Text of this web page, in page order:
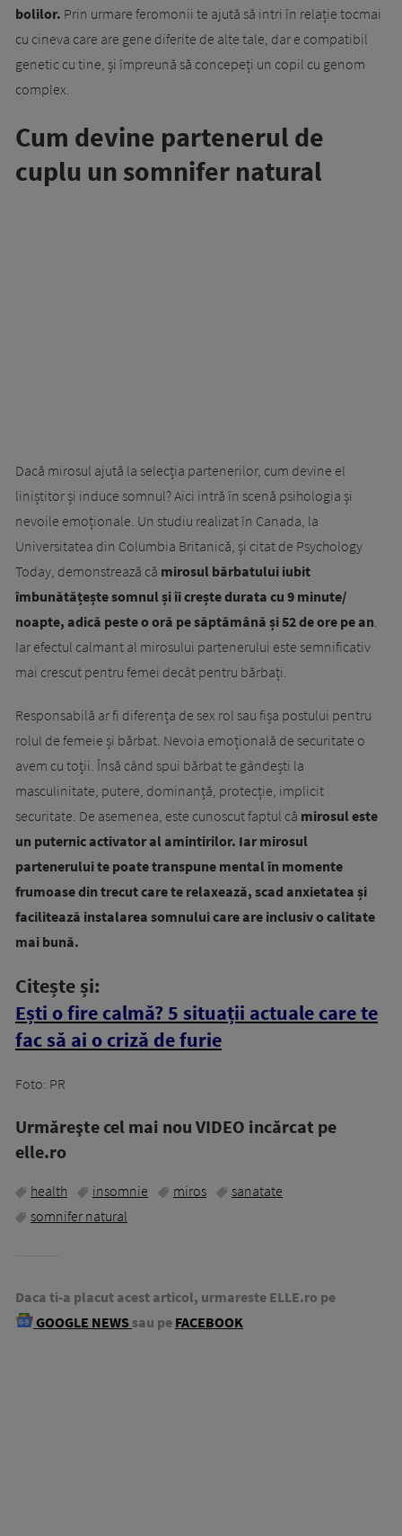
bolilor. Prin urmare feromonii te ajută să intri în relație tocmai
cu cineva care are gene diferite de alte tale, dar e compatibil
genetic cu tine, și împreună să concepeți un copil cu genom
complex.
Cum devine partenerul de
cuplu un somnifer natural
Dacă mirosul ajută la selecția partenerilor, cum devine el
liniștitor și induce somnul? Aici intră în scenă psihologia și
nevoile emoționale. Un studiu realizat în Canada, la
Universitatea din Columbia Britanică, și citat de Psychology
Today, demonstrează că mirosul bărbatului iubit
îmbunătățește somnul și îi crește durata cu 9 minute/
noapte, adică peste o oră pe săptămână și 52 de ore pe an.
Iar efectul calmant al mirosului partenerului este semnificativ
mai crescut pentru femei decât pentru bărbați.
Responsabilă ar fi diferența de sex rol sau fișa postului pentru
rolul de femeie și bărbat. Nevoia emoțională de securitate o
avem cu toții. Însă când spui bărbat te gândești la
masculinitate, putere, dominanță, protecție, implicit
securitate. De asemenea, este cunoscut faptul că mirosul este
un puternic activator al amintirilor. Iar mirosul
partenerului te poate transpune mental în momente
frumoase din trecut care te relaxează, scad anxietatea și
facilitează instalarea somnului care are inclusiv o calitate
mai bună.
Citește și:
Ești o fire calmă? 5 situații actuale care te
fac să ai o criză de furie
Foto: PR
Urmăreşte cel mai nou VIDEO incărcat pe
elle.ro
health insomnie miros
sanatate
somnifer natural
Daca ti-a placut acest articol, urmareste ELLE.ro pe
GOOGLE NEWS sau pe FACEBOOK